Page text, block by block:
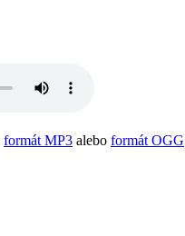
formát MP3 alebo formát OGG